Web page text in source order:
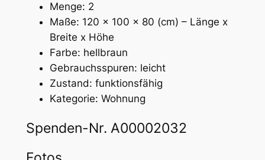
Menge: 2
Maße: 120 x 100 x 80 (cm) – Länge x
Breite x Höhe
Farbe: hellbraun
Gebrauchsspuren: leicht
Zustand: funktionsfähig
Kategorie: Wohnung
Spenden-Nr. A00002032